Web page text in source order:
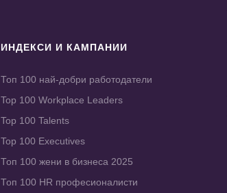
ИНДЕКСИ И КАМПАНИИ
Топ 100 най-добри работодатели
Top 100 Workplace Leaders
Top 100 Talents
Top 100 Executives
Топ 100 жени в бизнеса 2025
Топ 100 HR професионалисти